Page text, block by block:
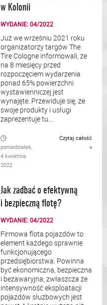
w Kolonii
WYDANIE: 04/2022
Już we wrześniu 2021 roku
organizatorzy targów The
Tire Cologne informowali, że
na 8 miesięcy przed
rozpoczęciem wydarzenia
ponad 65% powierzchni
wystawienniczej jest
wynajęte. Przewiduje się, że
swoje produkty i usługi
zaprezentuje tu...
poniedziałek,
4 kwietnia
2022
Czytaj całość
»
Jak zadbać o efektywną
i bezpieczną flotę?
WYDANIE: 04/2022
Firmowa flota pojazdów to
element każdego sprawnie
funkcjonującego
przedsiębiorstwa. Powinna
być ekonomiczna, bezpieczna
i bezawaryjna, zwłaszcza że
intensywność eksploatacji
pojazdów służbowych jest